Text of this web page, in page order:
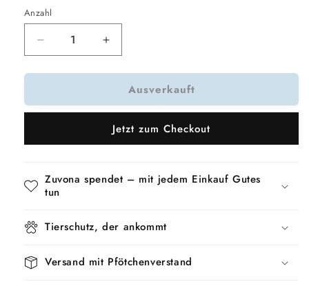
Anzahl
Verringere
die
Menge
Trixie
Grau
Erhöhe
die
Menge
Trixie
Cavo
Grau
Ausverkauft
Jetzt zum Checkout
Zuvona spendet – mit jedem Einkauf Gutes
tun
Tierschutz, der ankommt
Versand mit Pfötchenverstand